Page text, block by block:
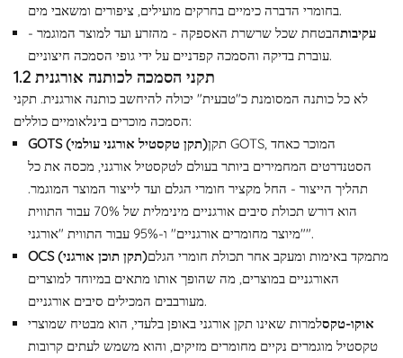
בחומרי הדברה כימיים בחרקים מועילים, ציפורים ומשאבי מים.
עקיבותהבטחת שכל שרשרת האספקה ​​- מהזרע ועד למוצר המוגמר -
עוברת בדיקה והסמכה קפדניים על ידי גופי הסמכה חיצוניים.
1.2 תקני הסמכה לכותנה אורגנית
לא כל כותנה המסומנת כ"טבעית" יכולה להיחשב כותנה אורגנית. תקני
הסמכה מוכרים בינלאומיים כוללים:
GOTS (תקן טקסטיל אורגני עולמי)תקן GOTS, המוכר כאחד
הסטנדרטים המחמירים ביותר בעולם לטקסטיל אורגני, מכסה את כל
תהליך הייצור - החל מקציר חומרי הגלם ועד לייצור המוצר המוגמר.
הוא דורש תכולת סיבים אורגניים מינימלית של 70% עבור התווית
"מיוצר מחומרים אורגניים" ו-95% עבור התווית "אורגני".
OCS (תקן תוכן אורגני)מתמקד באימות ומעקב אחר תכולת חומרי הגלם
האורגניים במוצרים, מה שהופך אותו מתאים במיוחד למוצרים
מעורבבים המכילים סיבים אורגניים.
אוקו-טקסלמרות שאינו תקן אורגני באופן בלעדי, הוא מבטיח שמוצרי
טקסטיל מוגמרים נקיים מחומרים מזיקים, והוא משמש לעתים קרובות